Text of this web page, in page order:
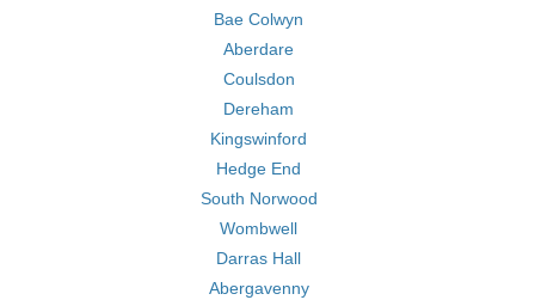
Bae Colwyn
Aberdare
Coulsdon
Dereham
Kingswinford
Hedge End
South Norwood
Wombwell
Darras Hall
Abergavenny